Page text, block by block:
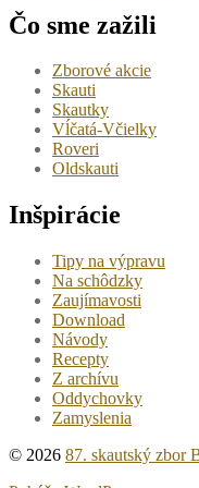
Čo sme zažili
Zborové akcie
Skauti
Skautky
Vĺčatá-Včielky
Roveri
Oldskauti
Inšpirácie
Tipy na výpravu
Na schôdzky
Zaujímavosti
Download
Návody
Recepty
Z archívu
Oddychovky
Zamyslenia
© 2026 87. skautský zbor